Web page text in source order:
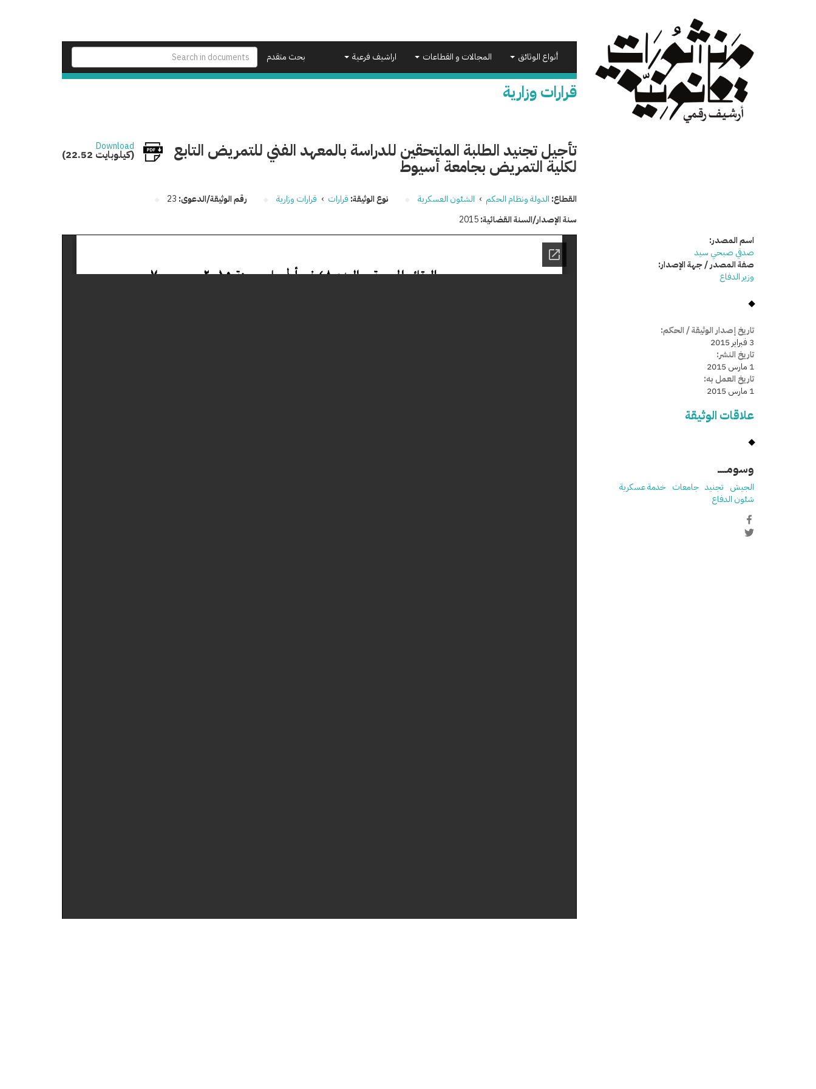
بحث متقدم
أنواع الوثائق المجالات و القطاعات اراشيف فرعية
قرارات وزارية
تأجيل تجنيد الطلبة الملتحقين للدراسة بالمعهد الفني للتمريض التابع
لكلية التمريض بجامعة أسيوط
Download
(22.52 كيلوبايت)
القطاع: الدولة ونظام الحكم › الشئون العسكرية نوع الوثيقة: قرارات › قرارات وزارية رقم الوثيقة/الدعوى: 23
سنة الإصدار/السنة القضائية:2015
اسم المصدر:
صدقي صبحي سيد
صفة المصدر / جهة الإصدار:
وزير الدفاع
تاريخ إصدار الوثيقة / الحكم:
3 فبراير 2015
تاريخ النشر:
1 مارس 2015
تاريخ العمل به:
1 مارس 2015
علاقات الوثيقة
وسومـــــ
الجيش تجنيد جامعات خدمة عسكرية
شئون الدفاع